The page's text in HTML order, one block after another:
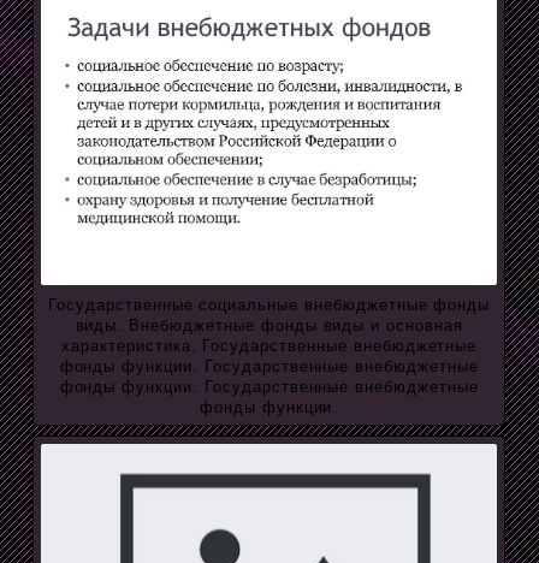
Государственные социальные внебюджетные фонды
виды. Внебюджетные фонды виды и основная
характеристика. Государственные внебюджетные
фонды функции. Государственные внебюджетные
фонды функции. Государственные внебюджетные
фонды функции.